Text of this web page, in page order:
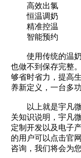
高效出氯
恒温调奶
精准控温
智能预约
使用传统的温奶
也做不到保存完整
够省时省力，提高
养新定义，一台多
以上就是宇凡微
关知识说明，宇凡
定制开发以及电子
的用户可以点击官
咨询，我们将会为